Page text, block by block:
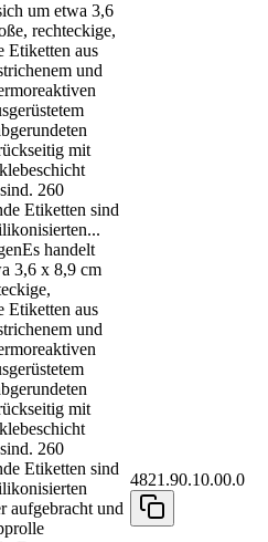
um etwa 3,6
rechteckige,
Etiketten aus
und
mit
260
Etiketten sind
...
Es handelt
3,6 x 8,9 cm
Etiketten aus
und
mit
260
Etiketten sind
aufgebracht und
4821.90.10.00.0